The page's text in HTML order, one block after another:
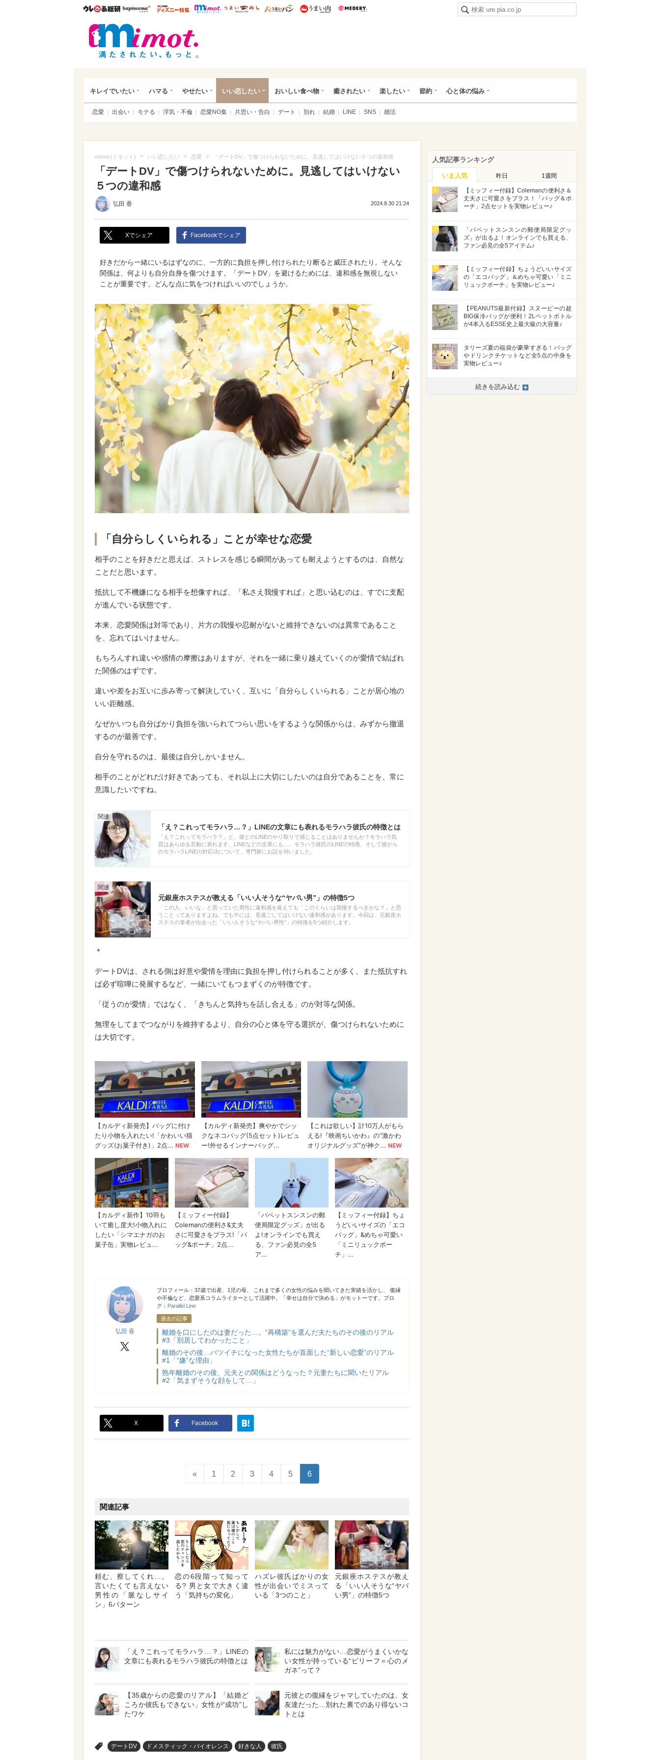
ウレぴあ総研ハピママ* ウレぴあ総研 ディズニー特集
mimot. うまいめし うまいパン うまい肉
キレイでいたい ハマる やせたい いい恋したい おいしい食べ物 癒されたい 楽したい 節約 心と体の悩み
恋愛 出会い モテる 浮気・不倫 恋愛NG集 片思い・告白 デート 別れ 結婚 LINE SNS 婚活
mimot.(ミモット) > いい恋したい > 恋愛 > 「デートDV」で傷つけられないために。見逃してはいけない５つの違和感
「デートDV」で傷つけられないために。見逃してはいけない
５つの違和感
弘田 香 2024.8.30 21:24
Xでシェア Facebookでシェア
好きだから一緒にいるはずなのに、一方的に負担を押し付けられたり断ると威圧されたり。そんな
関係は、何よりも自分自身を傷つけます。「デートDV」を避けるためには、違和感を無視しない
ことが重要です。どんな点に気をつければいいのでしょうか。
「自分らしくいられる」ことが幸せな恋愛
相手のことを好きだと思えば、ストレスを感じる瞬間があっても耐えようとするのは、自然な
ことだと思います。
抵抗して不機嫌になる相手を想像すれば、「私さえ我慢すれば」と思い込むのは、すでに支配
が進んでいる状態です。
本来、恋愛関係は対等であり、片方の我慢や忍耐がないと維持できないのは異常であること
を、忘れてはいけません。
もちろんすれ違いや感情の摩擦はありますが、それを一緒に乗り越えていくのが愛情で結ばれ
た関係のはずです。
違いや差をお互いに歩み寄って解決していく、互いに「自分らしくいられる」ことが居心地の
いい距離感。
なぜかいつも自分ばかり負担を強いられてつらい思いをするような関係からは、みずから撤退
するのが最善です。
自分を守れるのは、最後は自分しかいません。
相手のことがどれだけ好きであっても、それ以上に大切にしたいのは自分であることを、常に
意識したいですね。
「え？これってモラハラ…？」LINEの文章にも表れるモラハラ彼氏の特徴とは
「え？これってモラハラ？」と、彼とのLINEのやり取りで感じることはありませんか？モラハラ気
質はあらゆる言動に表れます。LINEなどの文章にも…。モラハラ彼氏のLINEの特徴、そして彼から
のモラハラLINEの対応法について、専門家にお話を伺いました。
元銀座ホステスが教える「いい人そうな“ヤバい男”」の特徴5つ
「この人、いいな」と思っていた男性に違和感を覚えても「このくらいは我慢するべきかな？」と思
うことってありますよね。でも中には、見過ごしてはいけない違和感があります。今回は、元銀座ホ
ステスの筆者が出会った「いい人そうな“ヤバい男性”」の特徴を5つ紹介します。
＊
デートDVは、される側は好意や愛情を理由に負担を押し付けられることが多く、また抵抗すれ
ば必ず喧嘩に発展するなど、一緒にいてもつまずくのが特徴です。
「従うのが愛情」ではなく、「きちんと気持ちを話し合える」のが対等な関係。
無理をしてまでつながりを維持するより、自分の心と体を守る選択が、傷つけられないために
は大切です。
弘田 香
弘田 香
プロフィール：37歳で出産、1児の母。 これまで多くの女性の悩みを聞いてきた実績を活かし、 復縁
や不倫など、恋愛系コラムライターとして活躍中。「幸せは自分で決める」がモットーです。ブロ
グ： Parallel Line
過去の記事
離婚を口にしたのは妻だった…。“再構築”を選んだ夫たちのその後のリアル
#3「別居してわかったこと」
離婚のその後…バツイチになった女性たちが直面した“新しい恋愛”のリアル
#1「“嫌”な理由」
熟年離婚のその後、元夫との関係はどうなった？元妻たちに聞いたリアル
#2「気まずそうな顔をして…」
X Facebook
« 1 2 3 4 5 6
関連記事
頼む、察してくれ…。
言いたくても言えない
男性の「脈なしサイ
ン」6パターン
恋の6段階って知って
る? 男と女で大きく違
う「気持ちの変化」
ハズレ彼氏ばかりの女
性が出会いでミスって
いる「3つのこと」
元銀座ホステスが教え
る「いい人そうな“ヤバ
い男”」の特徴5つ
「え？これってモラハラ…？」LINEの
文章にも表れるモラハラ彼氏の特徴とは
私には魅力がない…恋愛がうまくいかな
い女性が持っている“ビリーフ＝心のメ
ガネ”って？
【35歳からの恋愛のリアル】「結婚ど
ころか彼氏もできない」女性が“成功”し
たワケ
元彼との復縁をジャマしていたのは、女
友達だった…別れた裏でのあり得ないコ
トとは
デートDV ドメスティック・バイオレンス 好きな人 彼氏
人気記事ランキング
いま人気 昨日 1週間
1
【ミッフィー付録】Colemanの便利さ＆
丈夫さに可愛さをプラス！「バッグ＆ポ
ーチ」2点セットを実物レビュー♪
2
「パペットスンスンの郵便局限定グッ
ズ」が出るよ！オンラインでも買える、
ファン必見の全5アイテム♪
3
【ミッフィー付録】ちょうどいいサイズ
の「エコバッグ」＆めちゃ可愛い「ミニ
リュックポーチ」を実物レビュー♪
4
【PEANUTS最新付録】スヌーピーの超
BIG保冷バッグが便利！2Lペットボトル
が4本入るESSE史上最大級の大容量♪
5
タリーズ夏の福袋が豪華すぎる！バッグ
やドリンクチケットなど全5点の中身を
実物レビュー♪
続きを読み込む